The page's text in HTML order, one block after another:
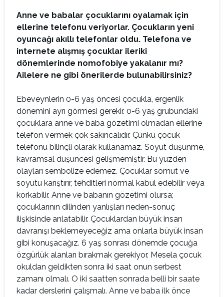
Anne ve babalar çocuklarını oyalamak için
ellerine telefonu veriyorlar. Çocukların yeni
oyuncağı akıllı telefonlar oldu. Telefona ve
internete alışmış çocuklar ileriki
dönemlerinde nomofobiye yakalanır mı?
Ailelere ne gibi önerilerde bulunabilirsiniz?
Ebeveynlerin 0-6 yaş öncesi çocukla, ergenlik
dönemini ayrı görmesi gerekir. 0-6 yaş grubundaki
çocuklara anne ve baba gözetimi olmadan ellerine
telefon vermek çok sakıncalıdır. Çünkü çocuk
telefonu bilinçli olarak kullanamaz. Soyut düşünme,
kavramsal düşüncesi gelişmemiştir. Bu yüzden
olayları sembolize edemez. Çocuklar somut ve
soyutu karıştırır, tehditleri normal kabul edebilir veya
korkabilir. Anne ve babanın gözetimi olursa;
çocuklarının dilinden yanlışları neden-sonuç
ilişkisinde anlatabilir. Çocuklardan büyük insan
davranışı beklemeyeceğiz ama onlarla büyük insan
gibi konuşacağız. 6 yaş sonrası dönemde çocuğa
özgürlük alanları bırakmak gerekiyor. Mesela çocuk
okuldan geldikten sonra iki saat onun serbest
zamanı olmalı. O iki saatten sonrada belli bir saate
kadar derslerini çalışmalı. Anne ve baba ilk önce